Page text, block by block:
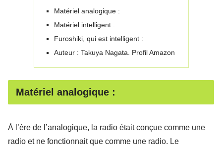
Matériel analogique :
Matériel intelligent :
Furoshiki, qui est intelligent :
Auteur : Takuya Nagata. Profil Amazon
Matériel analogique :
À l’ère de l’analogique, la radio était conçue comme une
radio et ne fonctionnait que comme une radio. Le